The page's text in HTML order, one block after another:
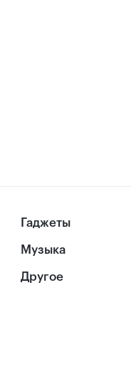
Гаджеты
Музыка
Другое